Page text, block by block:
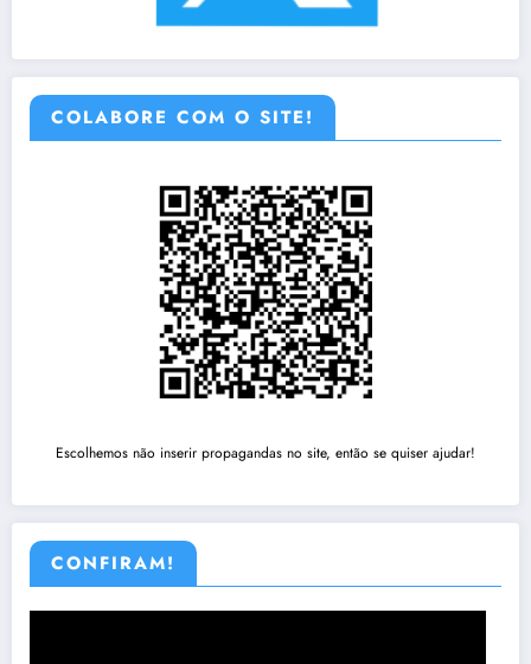
COLABORE COM O SITE!
Escolhemos não inserir propagandas no site, então se quiser ajudar!
CONFIRAM!